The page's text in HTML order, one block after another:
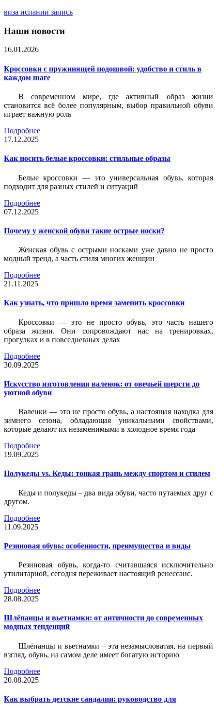
виза испании запись
Наши новости
16.01.2026
Кроссовки с пружинящей подошвой: удобство и стиль в
каждом шаге
В современном мире, где активный образ жизни
становится всё более популярным, выбор правильной обуви
играет важную роль
Подробнее
17.12.2025
Как носить белые кроссовки: стильные образы
Белые кроссовки — это универсальная обувь, которая
подходит для разных стилей и ситуаций
Подробнее
07.12.2025
Почему у женской обуви такие острые носки?
Женская обувь с острыми носками уже давно не просто
модный тренд, а часть стиля многих женщин
Подробнее
21.11.2025
Как узнать, что пришло время заменить кроссовки
Кроссовки — это не просто обувь, это часть нашего
образа жизни. Они сопровождают нас на тренировках,
прогулках и в повседневных делах
Подробнее
30.09.2025
Искусство изготовления валенок: от овечьей шерсти до
уютной обуви
Валенки — это не просто обувь, а настоящая находка для
зимнего сезона, обладающая уникальными свойствами,
которые делают их незаменимыми в холодное время года
Подробнее
19.09.2025
Полукеды vs. Кеды: тонкая грань между спортом и стилем
Кеды и полукеды – два вида обуви, часто путаемых друг с
другом.
Подробнее
11.09.2025
Резиновая обувь: особенности, преимущества и виды
Резиновая обувь, когда-то считавшаяся исключительно
утилитарной, сегодня переживает настоящий ренессанс.
Подробнее
28.08.2025
Шлёпанцы и вьетнамки: от античности до современных
модных тенденций
Шлёпанцы и вьетнамки – эта незамысловатая, на первый
взгляд, обувь, на самом деле имеет богатую историю
Подробнее
20.08.2025
Как выбрать детские сандалии: руководство для